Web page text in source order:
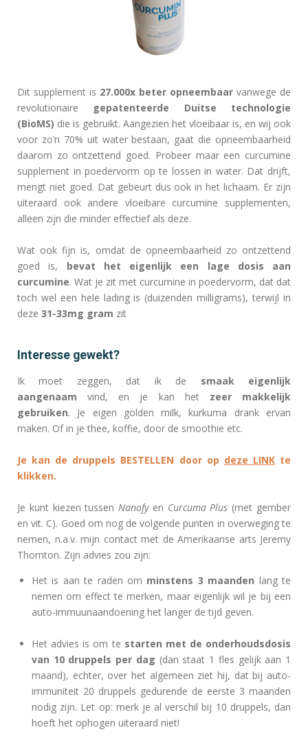
Dit supplement is 27.000x beter opneembaar vanwege de
revolutionaire gepatenteerde Duitse technologie
(BioMS) die is gebruikt. Aangezien het vloeibaar is, en wij ook
voor zo’n 70% uit water bestaan, gaat die opneembaarheid
daarom zo ontzettend goed. Probeer maar een curcumine
supplement in poedervorm op te lossen in water. Dat drijft,
mengt niet goed. Dat gebeurt dus ook in het lichaam. Er zijn
uiteraard ook andere vloeibare curcumine supplementen,
alleen zijn die minder effectief als deze.
Wat ook fijn is, omdat de opneembaarheid zo ontzettend
goed is,
bevat het eigenlijk een lage dosis aan
curcumine. Wat je zit met curcumine in poedervorm, dat dat
toch wel een hele lading is (duizenden milligrams), terwijl in
deze 31-33mg gram zit
Interesse gewekt?
Ik moet zeggen, dat ik de smaak eigenlijk
aangenaam vind, en je kan het zeer makkelijk
gebruiken. Je eigen golden milk, kurkuma drank ervan
maken. Of in je thee, koffie, door de smoothie etc.
Je kan de druppels BESTELLEN door op deze LINKte
klikken.
Je kunt kiezen tussenNanofy en Curcuma Plus (met gember
en vit. C). Goed om nog de volgende punten in overweging te
nemen, n.a.v. mijn contact met de Amerikaanse arts Jeremy
Thornton. Zijn advies zou zijn:
Het is aan te raden om minstens 3 maanden lang te
nemen om effect te merken, maar eigenlijk wil je bij een
auto-immuunaandoening het langer de tijd geven.
Het advies is om te starten met de onderhoudsdosis
van 10 druppels per dag (dan staat 1 fles gelijk aan 1
maand), echter, over het algemeen ziet hij, dat bij auto-
immuniteit 20 druppels gedurende de eerste 3 maanden
nodig zijn. Let op: merk je al verschil bij 10 druppels, dan
hoeft het ophogen uiteraard niet!